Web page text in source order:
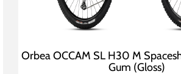
Orbea OCCAM SL H30 M
Gum (Gloss)